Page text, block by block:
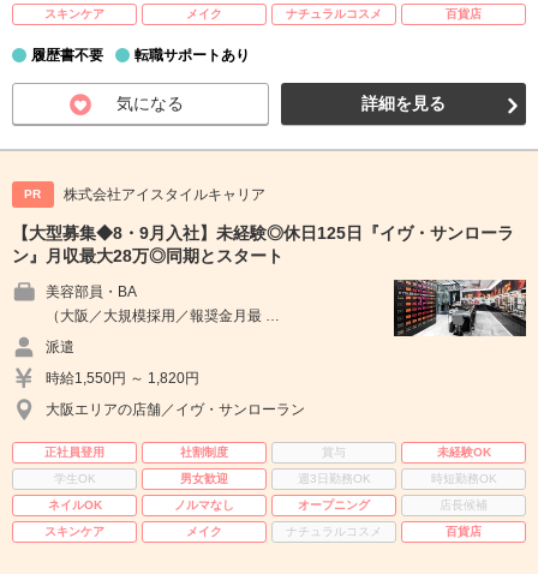
スキンケア
メイク ナチュラルコスメ 百貨店
履歴書不要 転職サポートあり
気になる 詳細を見る
PR 株式会社アイスタイルキャリア
【大型募集◆8・9月入社】未経験◎休日125日『イヴ・サンローラ
ン』月収最大28万◎同期とスタート
美容部員・BA
（大阪／大規模採用／報奨金月最 …
派遣
時給1,550円 ～ 1,820円
大阪エリアの店舗／イヴ・サンローラン
正社員登用 社割制度 賞与
未経験OK
学生OK
男女歓迎 週3日勤務OK
時短勤務OK
ネイルOK
ノルマなし オープニング
店長候補
スキンケア
メイク ナチュラルコスメ 百貨店